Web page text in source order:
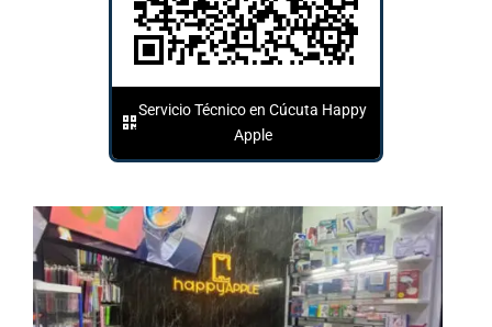
Servicio Técnico en Cúcuta Happy
Apple